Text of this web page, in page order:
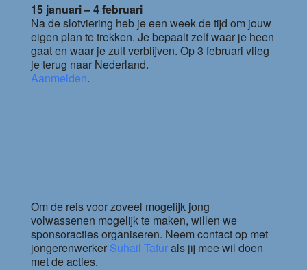
15 januari – 4 februari
Na de slotviering heb je een week de tijd om jouw
eigen plan te trekken. Je bepaalt zelf waar je heen
gaat en waar je zult verblijven. Op 3 februari vlieg
je terug naar Nederland.
Aanmelden.
Om de reis voor zoveel mogelijk jong
volwassenen mogelijk te maken, willen we
sponsoracties organiseren. Neem contact op met
jongerenwerker Suhail Tafurals jij mee wil doen
met de acties.